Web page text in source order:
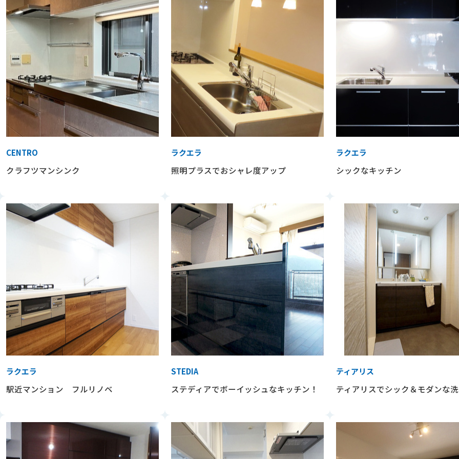
CENTRO
クラフツマンシンク
ラクエラ
照明プラスでおシャレ度アップ
ラクエラ
シックなキッチン
ラクエラ
駅近マンション フルリノベ
STEDIA
ステディアでボーイッシュなキッチン！
ティアリス
ティアリスでシック＆モダンな